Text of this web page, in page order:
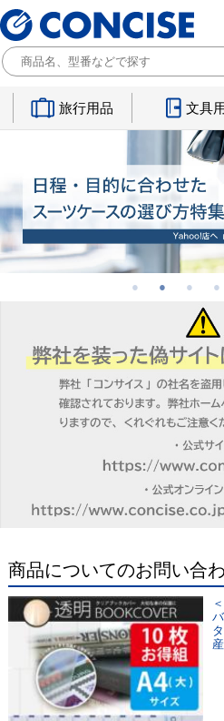
旅行用品 文具
商品についてのお問い合